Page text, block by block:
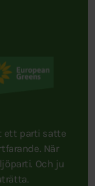
ett parti satte
När
Och ju